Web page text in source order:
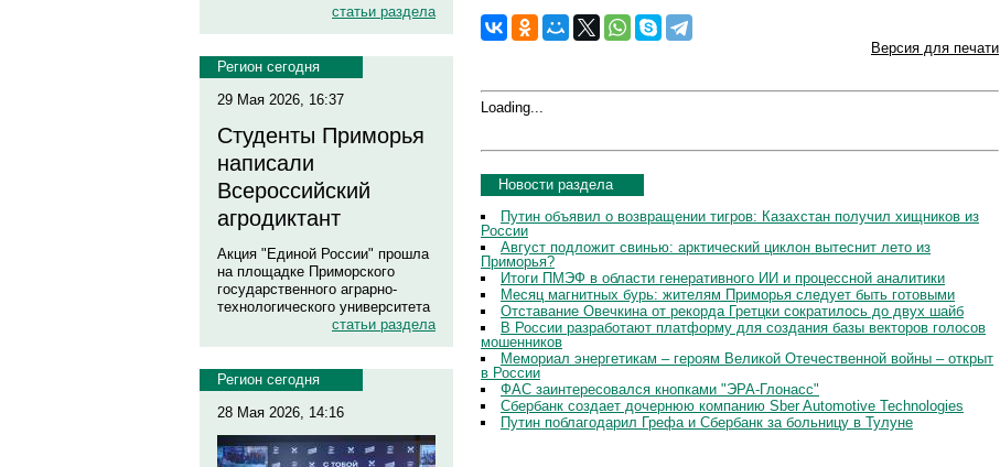
статьи раздела
Регион сегодня
29 Мая 2026, 16:37
Студенты Приморья
написали
Всероссийский
агродиктант
Акция "Единой России" прошла
на площадке Приморского
государственного аграрно-
технологического университета
статьи раздела
Регион сегодня
28 Мая 2026, 14:16
Версия для печати
Loading...
Новости раздела
Путин объявил о возвращении тигров: Казахстан получил хищников из
России
Август подложит свинью: арктический циклон вытеснит лето из
Приморья?
Итоги ПМЭФ в области генеративного ИИ и процессной аналитики
Месяц магнитных бурь: жителям Приморья следует быть готовыми
Отставание Овечкина от рекорда Гретцки сократилось до двух шайб
В России разработают платформу для создания базы векторов голосов
мошенников
Мемориал энергетикам – героям Великой Отечественной войны – открыт
в России
ФАС заинтересовался кнопками "ЭРА-Глонасс"
Сбербанк создает дочернюю компанию Sber Automotive Technologies
Путин поблагодарил Грефа и Сбербанк за больницу в Тулуне